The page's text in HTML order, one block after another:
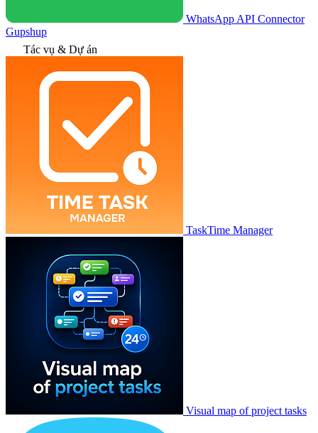
WhatsApp API Connector
Gupshup
Tác vụ & Dự án
TaskTime Manager
Visual map of project tasks